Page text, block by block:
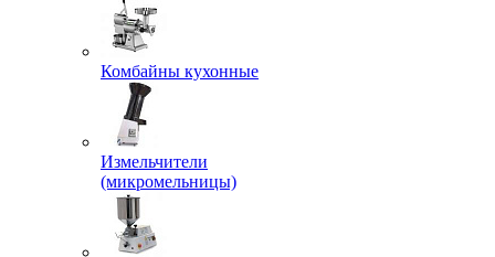
Комбайны кухонные
Измельчители
(микромельницы)